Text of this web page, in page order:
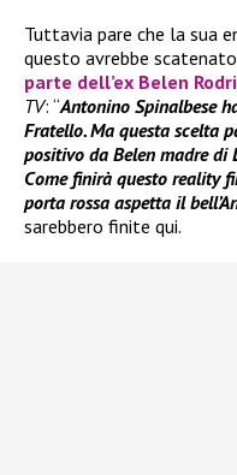
Tuttavia pare che la sua
questo avrebbe
parte dell’ex Belen
TV: “Antonino Spinalbese
Fratello. Ma questa scelta
positivo da Belen madre di
Come finirà questo reality
porta rossa aspetta il
sarebbero finite qui.